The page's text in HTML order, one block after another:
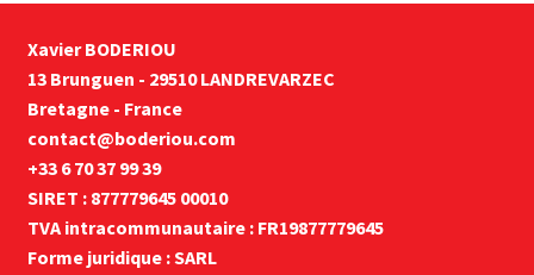
Xavier BODERIOU
13 Brunguen - 29510 LANDREVARZEC
Bretagne - France
contact@boderiou.com
+33 6 70 37 99 39
SIRET : 877779645 00010
TVA intracommunautaire : FR19877779645
Forme juridique : SARL